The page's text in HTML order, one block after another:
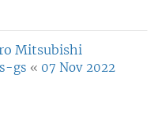
Mitsubishi
gs « 07 Nov 2022